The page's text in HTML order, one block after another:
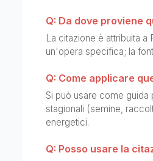
Q: Da dove proviene
La citazione è attribuita
un'opera specifica; la
Q: Come applicare
Si può usare come
stagionali (semine,
energetici.
Q: Posso usare la